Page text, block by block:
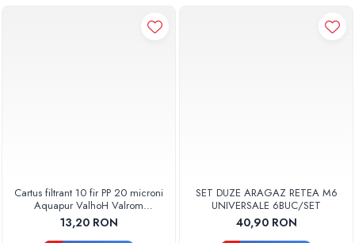
Cartus filtrant 10 fir PP 20 microni
Aquapur ValhoH Valrom
AQUA07000210020
13,20 RON
SET DUZE ARAGAZ RETEA M6
UNIVERSALE 6BUC/SET
40,90 RON